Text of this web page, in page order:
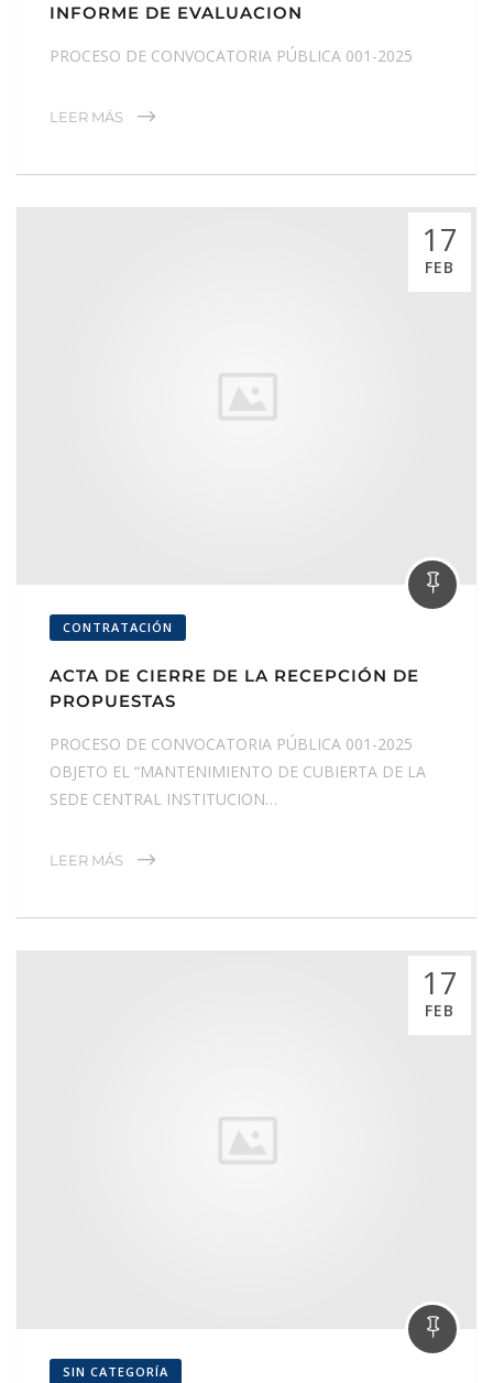
INFORME DE EVALUACION
PROCESO DE CONVOCATORIA PÚBLICA 001-2025
LEER MÁS
17
FEB
CONTRATACIÓN
ACTA DE CIERRE DE LA RECEPCIÓN DE
PROPUESTAS
PROCESO DE CONVOCATORIA PÚBLICA 001-2025
OBJETO EL “MANTENIMIENTO DE CUBIERTA DE LA
SEDE CENTRAL INSTITUCION…
LEER MÁS
17
FEB
SIN CATEGORÍA